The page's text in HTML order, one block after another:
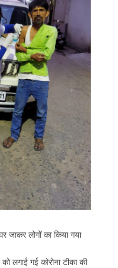
जाकर लोगों का किया गया
को लगाई गई कोरोना टीका की